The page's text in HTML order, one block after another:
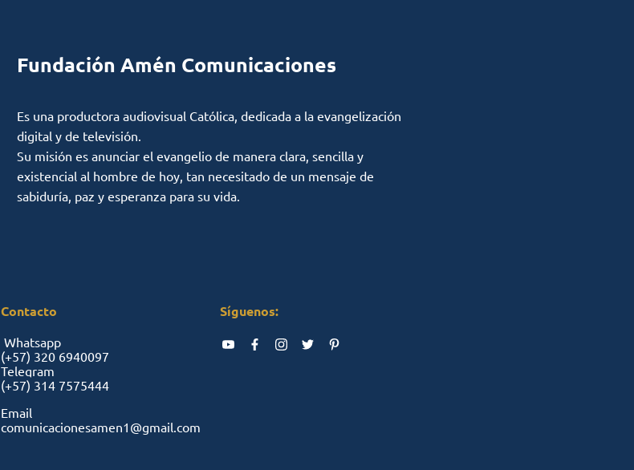
Fundación Amén Comunicaciones
Es una productora audiovisual Católica, dedicada a la evangelización
digital y de televisión.
Su misión es anunciar el evangelio de manera clara, sencilla y
existencial al hombre de hoy, tan necesitado de un mensaje de
sabiduría, paz y esperanza para su vida.
Contacto
Whatsapp
(+57) 320 6940097
Telegram
(+57) 314 7575444
Email
comunicacionesamen1@gmail.com
Síguenos: